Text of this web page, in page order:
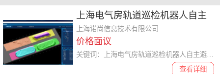
上海电气房轨道巡检机器人自主
避障工作原理 上海诺尚信息供应
上海诺尚信息技术有限公司
价格面议
查看详细